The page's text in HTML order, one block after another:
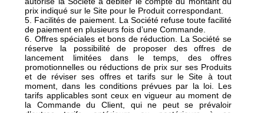
prix indiqué sur le Site pour le Produit correspondant.
5. Facilités de paiement. La Société refuse toute facilité
de paiement en plusieurs fois d’une Commande.
6. Offres spéciales et bons de réduction. La Société se
réserve la possibilité de proposer des offres de
lancement limitées dans le temps, des offres
promotionnelles ou réductions de prix sur ses Produits
et de réviser ses offres et tarifs sur le Site à tout
moment, dans les conditions prévues par la loi. Les
tarifs applicables sont ceux en vigueur au moment de
la Commande du Client, qui ne peut se prévaloir